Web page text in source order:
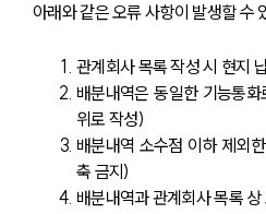
아래와 같은 오류 사항이 발생할 수
관계회사 목록 작성 시 현지
배분내역은 동일한 기능통
위로 작성)
배분내역 소수점 이하 제외
축 금지)
배분내역과 관계회사 목록